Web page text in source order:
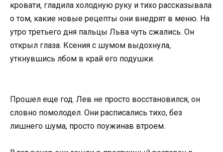
кровати, гладила холодную руку и тихо рассказывала
о том, какие новые рецепты они внедрят в меню. На
утро третьего дня пальцы Льва чуть сжались. Он
открыл глаза. Ксения с шумом выдохнула,
уткнувшись лбом в край его подушки.
Прошел еще год. Лев не просто восстановился, он
словно помолодел. Они расписались тихо, без
лишнего шума, просто поужинав втроем.